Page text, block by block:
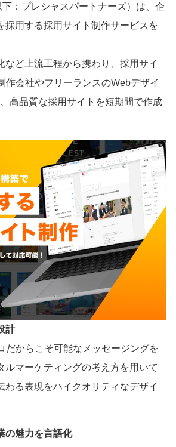
：プレシャスパートナーズ）は、企
用する採用サイト制作サービスを
ど上流工程から携わり、採用サイ
作会社やフリーランスのWebデザイ
高品質な採用サイトを短期間で作成
計
だからこそ可能なメッセージングを
マーケティングの考え方を用いて
る表現をハイクオリティなデザイ
の魅力を言語化